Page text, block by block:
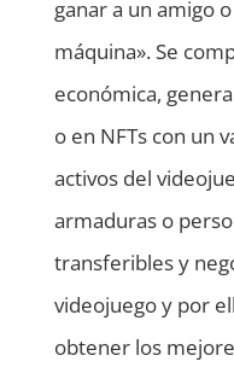
ganar a un amigo
máquina». Se
económica,
o en NFTs con un
activos del
armaduras o
transferibles y
videojuego y por
obtener los